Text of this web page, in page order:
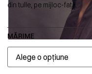
din tulle, pe mijloc-față.
MĂRIME